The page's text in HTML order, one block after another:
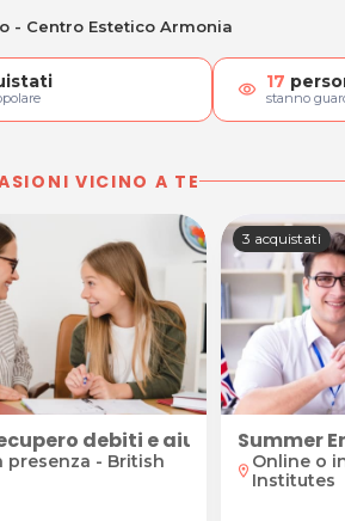
- Centro Estetico Armonia
visibility 17
stanno
VICINO A TE
a Teglio Veneto
debiti e aiuto nello studio
presenza - British
3 acquistati
Summer
location_on Online o
Institutes